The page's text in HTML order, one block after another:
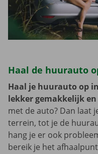
Haal de huurauto
Haal je huurauto op
lekker gemakkelijk
met de auto? Dan laat
terrein, tot je de
hang je er ook
bereik je het